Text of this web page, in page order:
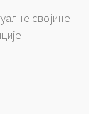
својине